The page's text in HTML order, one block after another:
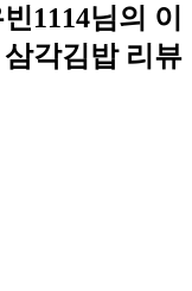
1114님의 이
각김밥 리뷰